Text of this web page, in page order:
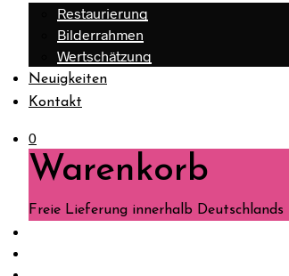
Restaurierung
Bilderrahmen
Wertschätzung
Neuigkeiten
Kontakt
0
Warenkorb
Freie Lieferung innerhalb Deutschlands